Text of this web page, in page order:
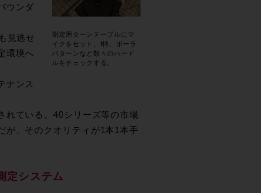
測定用ターンテーブルにマ
イクをセット、f特、ポーラ
パターンなど数々のハード
ルをチェックする。
ウンダ
見逃せ
環境へ
ナンス
れている。40シリーズ等の市場
が、そのクオリティが1本1本手
定システム